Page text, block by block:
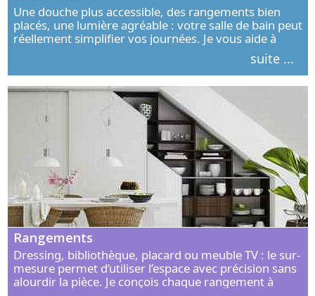
Une douche plus accessible, des rangements bien
placés, une lumière agréable : votre salle de bain peut
réellement simplifier vos journées. Je vous aide à
concevoir un espace élégant, confortable et adapté à
suite ...
Rangements
Dressing, bibliothèque, placard ou meuble TV : le sur-
mesure permet d’utiliser l’espace avec précision sans
alourdir la pièce. Je conçois chaque rangement à